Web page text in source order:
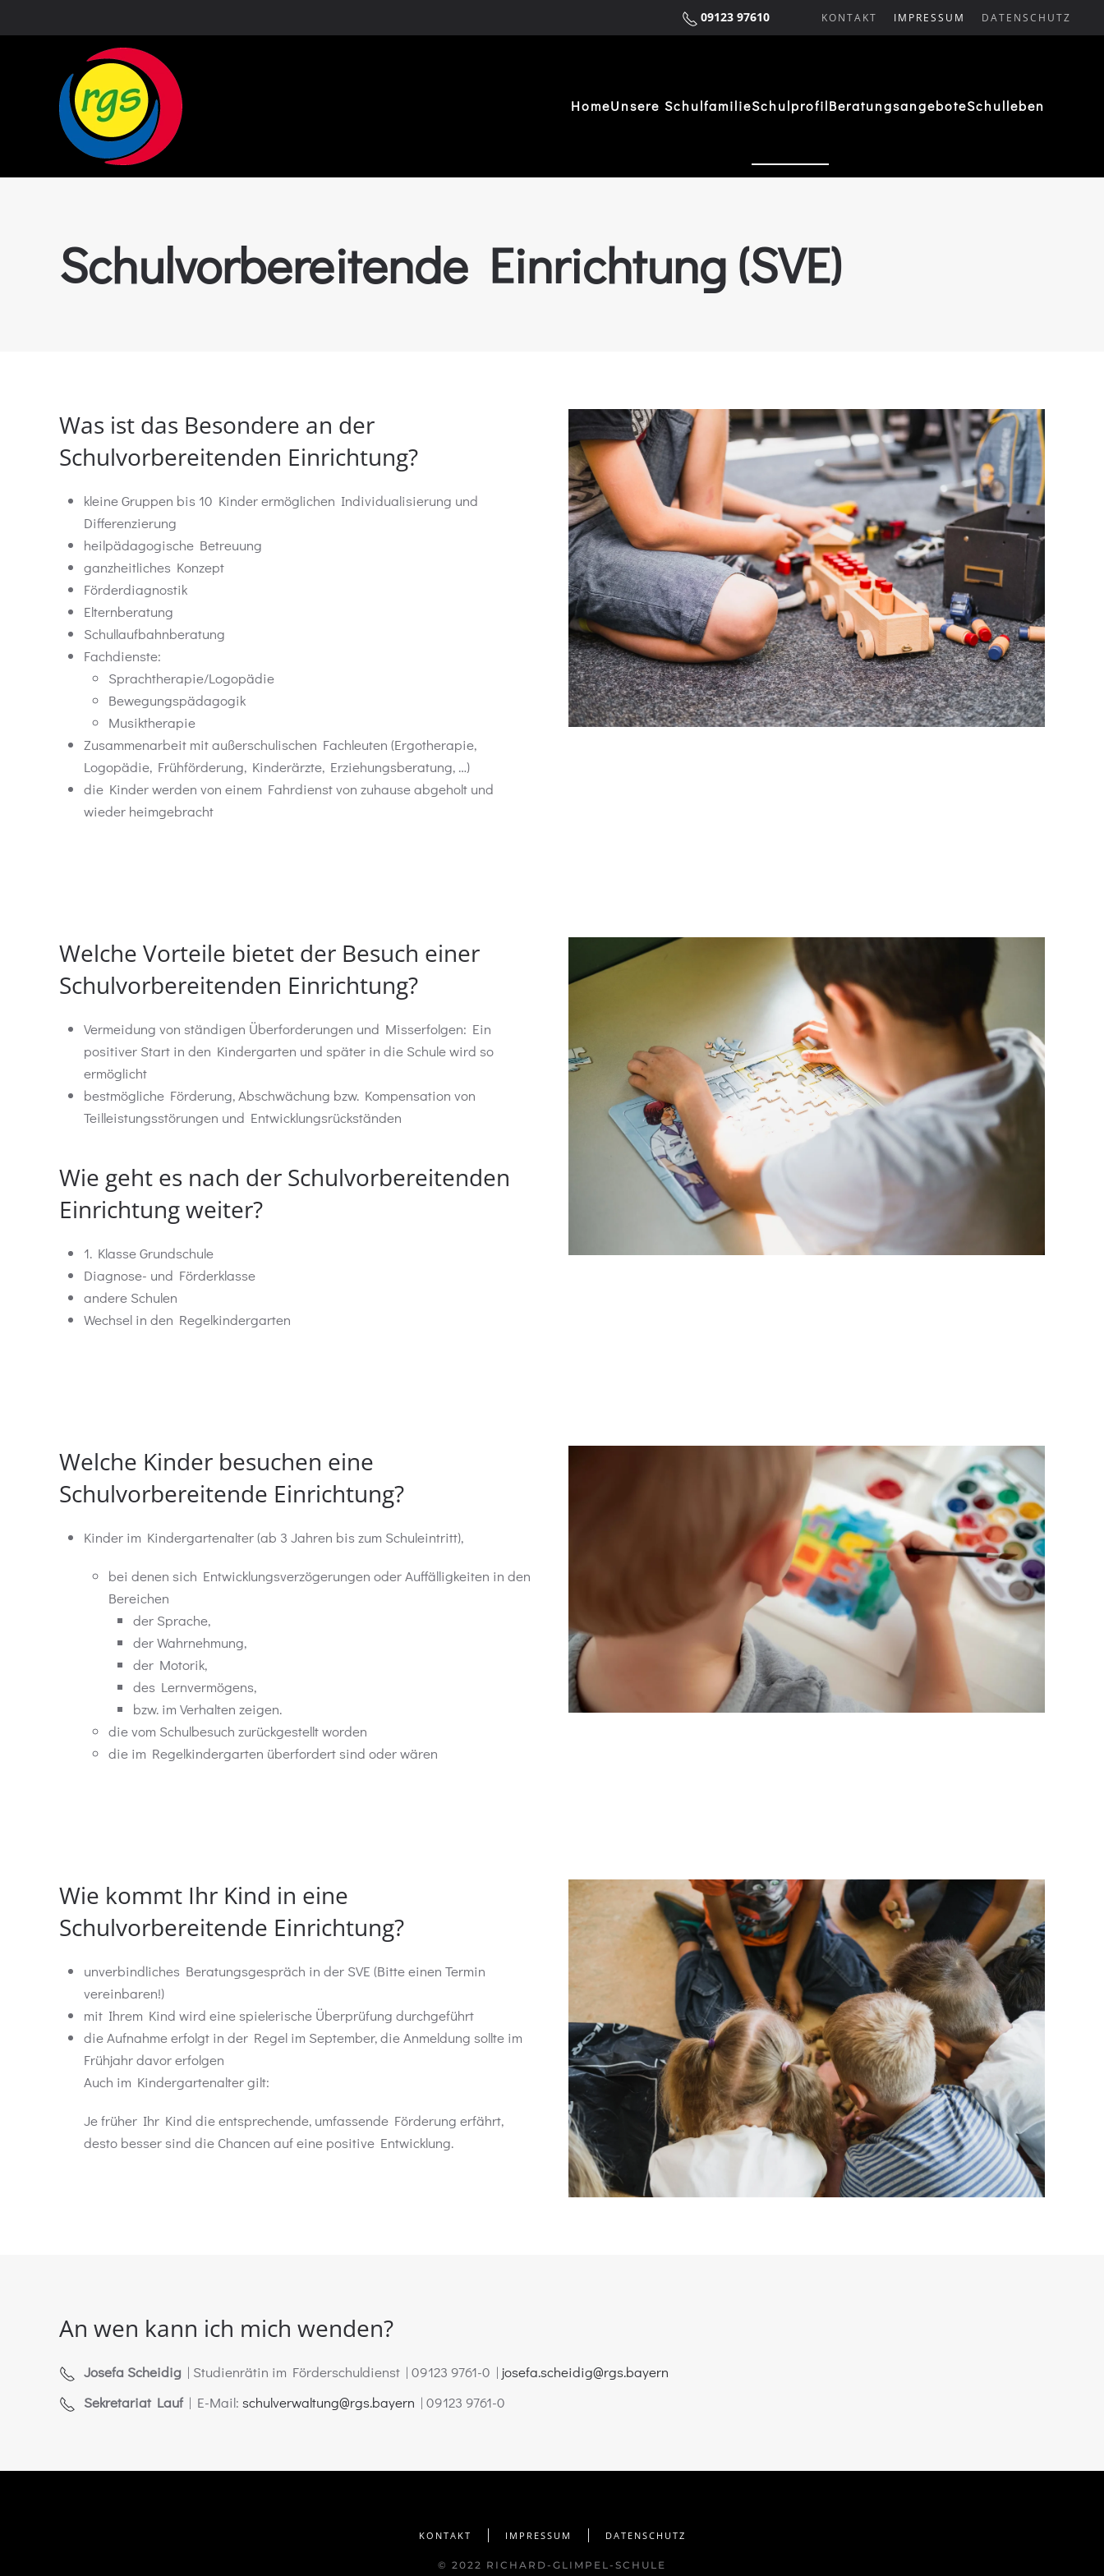
Zum Hauptinhalt springen
09123 97610 KONTAKT IMPRESSUM DATENSCHUTZ
HomeUnsere SchulfamilieSchulprofilBeratungsangeboteSchulleben
Schulvorbereitende Einrichtung (SVE)
Was ist das Besondere an der
Schulvorbereitenden Einrichtung?
kleine Gruppen bis 10 Kinder ermöglichen Individualisierung und
Differenzierung
heilpädagogische Betreuung
ganzheitliches Konzept
Förderdiagnostik
Elternberatung
Schullaufbahnberatung
Fachdienste:
Sprachtherapie/Logopädie
Bewegungspädagogik
Musiktherapie
Zusammenarbeit mit außerschulischen Fachleuten (Ergotherapie,
Logopädie, Frühförderung, Kinderärzte, Erziehungsberatung, …)
die Kinder werden von einem Fahrdienst von zuhause abgeholt und
wieder heimgebracht
Welche Vorteile bietet der Besuch einer
Schulvorbereitenden Einrichtung?
Vermeidung von ständigen Überforderungen und Misserfolgen: Ein
positiver Start in den Kindergarten und später in die Schule wird so
ermöglicht
bestmögliche Förderung, Abschwächung bzw. Kompensation von
Teilleistungsstörungen und Entwicklungsrückständen
Wie geht es nach der Schulvorbereitenden
Einrichtung weiter?
1. Klasse Grundschule
Diagnose- und Förderklasse
andere Schulen
Wechsel in den Regelkindergarten
Welche Kinder besuchen eine
Schulvorbereitende Einrichtung?
Kinder im Kindergartenalter (ab 3 Jahren bis zum Schuleintritt),
bei denen sich Entwicklungsverzögerungen oder Auffälligkeiten in den
Bereichen
der Sprache,
der Wahrnehmung,
der Motorik,
des Lernvermögens,
bzw. im Verhalten zeigen.
die vom Schulbesuch zurückgestellt worden
die im Regelkindergarten überfordert sind oder wären
Wie kommt Ihr Kind in eine
Schulvorbereitende Einrichtung?
unverbindliches Beratungsgespräch in der SVE (Bitte einen Termin
vereinbaren!)
mit Ihrem Kind wird eine spielerische Überprüfung durchgeführt
die Aufnahme erfolgt in der Regel im September, die Anmeldung sollte im
Frühjahr davor erfolgen
Auch im Kindergartenalter gilt:
Je früher Ihr Kind die entsprechende, umfassende Förderung erfährt,
desto besser sind die Chancen auf eine positive Entwicklung.
An wen kann ich mich wenden?
Josefa Scheidig | Studienrätin im Förderschuldienst | 09123 9761-0 | josefa.scheidig@rgs.bayern
Sekretariat Lauf| E-Mail: schulverwaltung@rgs.bayern | 09123 9761-0
KONTAKT IMPRESSUM DATENSCHUTZ
© 2022 RICHARD-GLIMPEL-SCHULE